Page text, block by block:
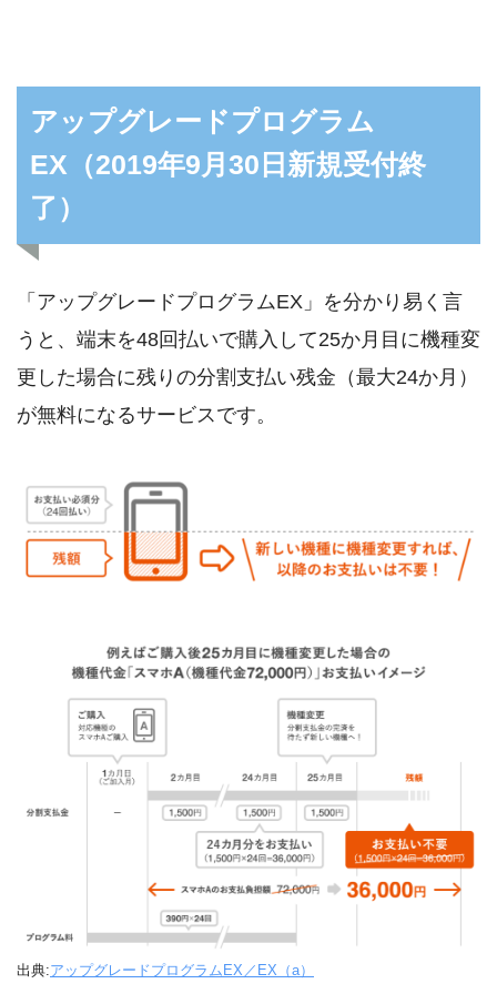
アップグレードプログラム
EX（2019年9月30日新規受付終
了）
「アップグレードプログラムEX」を分かり易く言
うと、端末を48回払いで購入して25か月目に機種変
更した場合に残りの分割支払い残金（最大24か月）
が無料になるサービスです。
出典:アップグレードプログラムEX／EX（a）